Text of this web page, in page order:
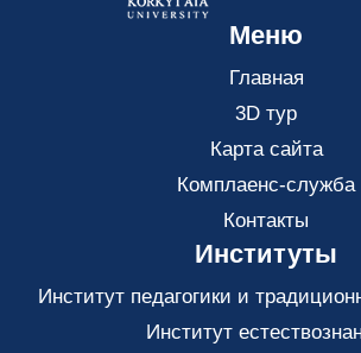
Меню
Главная
3D тур
Карта сайта
Комплаенс-служба
Контакты
Институты
Институт педагогики и
Институт